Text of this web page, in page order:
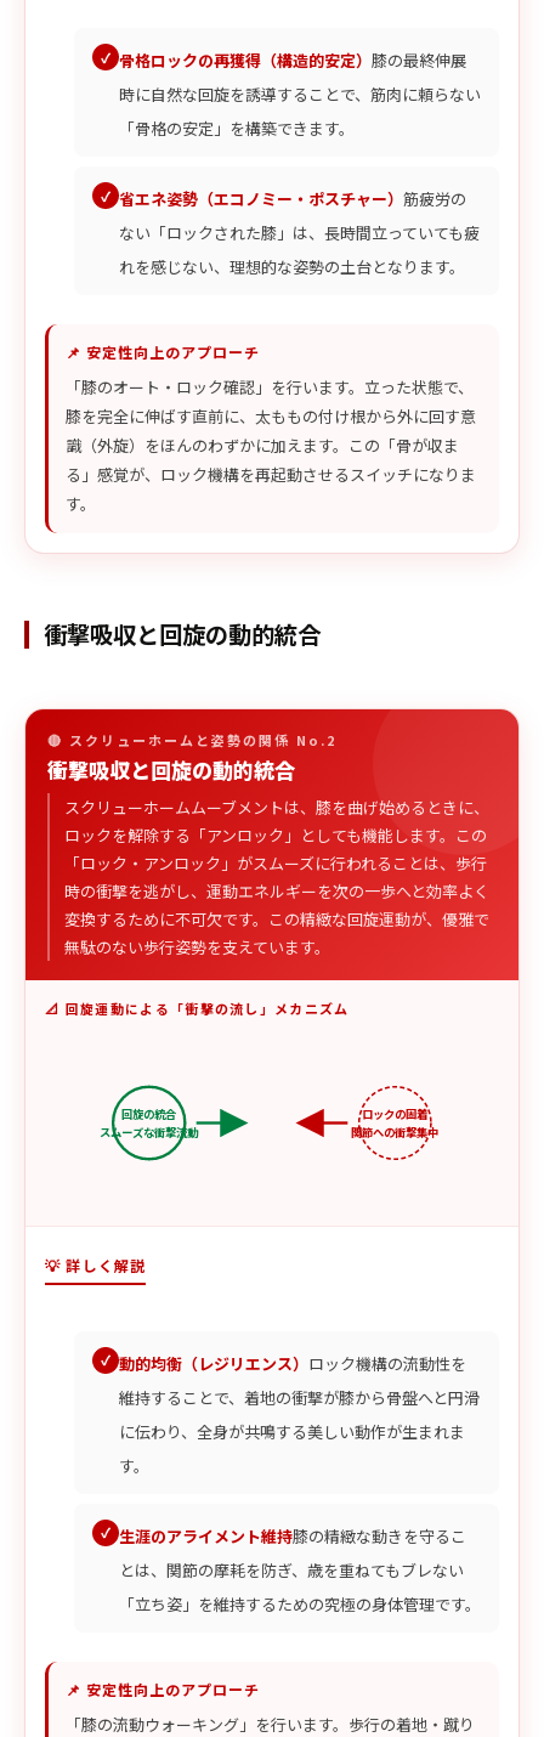
骨格ロックの再獲得（構造的安定） 膝の最終伸展
時に自然な回旋を誘導することで、筋肉に頼らない
「骨格の安定」を構築できます。
省エネ姿勢（エコノミー・ポスチャー） 筋疲労の
ない「ロックされた膝」は、長時間立っていても疲
れを感じない、理想的な姿勢の土台となります。
📌 安定性向上のアプローチ
「膝のオート・ロック確認」を行います。立った状態で、
膝を完全に伸ばす直前に、太ももの付け根から外に回す意
識（外旋）をほんのわずかに加えます。この「骨が収ま
る」感覚が、ロック機構を再起動させるスイッチになりま
す。
衝撃吸収と回旋の動的統合
🔴 スクリューホームと姿勢の関係 No.2
衝撃吸収と回旋の動的統合
スクリューホームムーブメントは、膝を曲げ始めるときに、
ロックを解除する「アンロック」としても機能します。この
「ロック・アンロック」がスムーズに行われることは、歩行
時の衝撃を逃がし、運動エネルギーを次の一歩へと効率よく
変換するために不可欠です。この精緻な回旋運動が、優雅で
無駄のない歩行姿勢を支えています。
📐 回旋運動による「衝撃の流し」メカニズム
回旋の統合
スムーズな衝撃流動
ロックの固着
関節への衝撃集中
💡 詳しく解説
動的均衡（レジリエンス） ロック機構の流動性を
維持することで、着地の衝撃が膝から骨盤へと円滑
に伝わり、全身が共鳴する美しい動作が生まれま
す。
生涯のアライメント維持膝の精緻な動きを守るこ
とは、関節の摩耗を防ぎ、歳を重ねてもブレない
「立ち姿」を維持するための究極の身体管理です。
📌 安定性向上のアプローチ
「膝の流動ウォーキング」を行います。歩行の着地・蹴り